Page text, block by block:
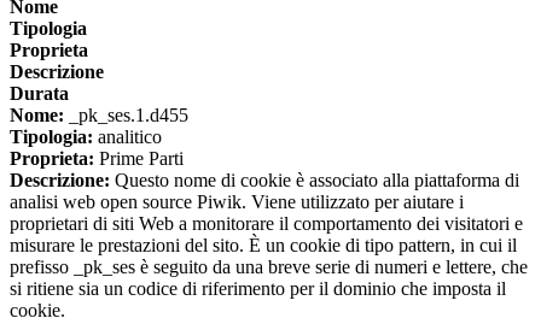
Nome
Tipologia
Proprieta
Descrizione
Durata
Nome: _pk_ses.1.d455
Tipologia: analitico
Proprieta: Prime Parti
Descrizione: Questo nome di cookie è associato alla piattaforma di
analisi web open source Piwik. Viene utilizzato per aiutare i
proprietari di siti Web a monitorare il comportamento dei visitatori e
misurare le prestazioni del sito. È un cookie di tipo pattern, in cui il
prefisso _pk_ses è seguito da una breve serie di numeri e lettere, che
si ritiene sia un codice di riferimento per il dominio che imposta il
cookie.